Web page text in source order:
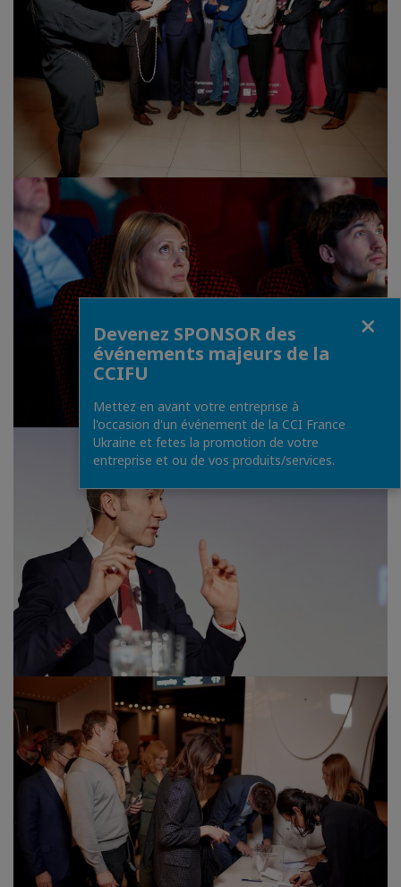
Devenez SPONSOR des
événements majeurs de la
CCIFU
Mettez en avant votre entreprise à
l'occasion d'un événement de la CCI France
Ukraine et fetes la promotion de votre
entreprise et ou de vos produits/services.